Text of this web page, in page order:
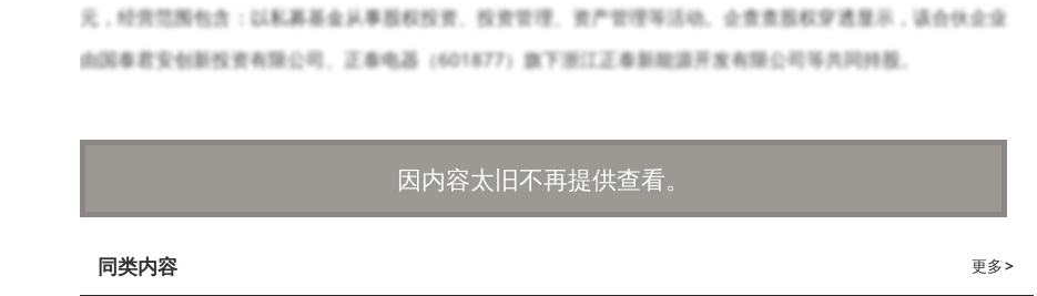
元，经营范围包含：以私募基金从事股权投资、投资管理、资产管理等活动。企查查股权穿透显示，该合伙企业
由国泰君安创新投资有限公司、正泰电器（601877）旗下浙江正泰新能源开发有限公司等共同持股。
因内容太旧不再提供查看。
更多>
同类内容